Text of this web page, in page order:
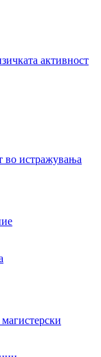
активност
во истражувања